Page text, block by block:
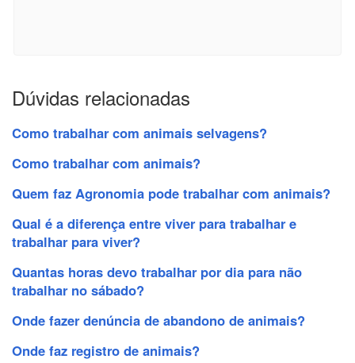
Dúvidas relacionadas
Como trabalhar com animais selvagens?
Como trabalhar com animais?
Quem faz Agronomia pode trabalhar com animais?
Qual é a diferença entre viver para trabalhar e
trabalhar para viver?
Quantas horas devo trabalhar por dia para não
trabalhar no sábado?
Onde fazer denúncia de abandono de animais?
Onde faz registro de animais?